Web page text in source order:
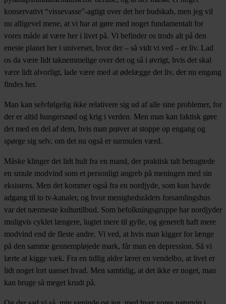
konservativt “vissevasse”-agtigt over det her budskab, men jeg vil
nu alligevel mene, at vi har at gøre med noget fundamentalt for
vores måde at være her i livet på. Vi befinder os trods alt på den
eneste planet her i universet, hvor der – så vidt vi ved – er liv. Lad
os da være lidt taknemmelige over det og så i øvrigt, hvis det skal
være lidt alvorligt, lade være med at ødelægge det liv, der nu engang
findes her.
Man kan selvfølgelig ikke relativere sig ud af alle sine problemer, for
der er altid hungersnød og krig i verden. Men man kan faktisk gøre
det med en del af dem, hvis man prøver at stoppe op engang og
spørge sig selv, om det nu også er surmulen værd.
Måske klinger det lidt hult fra en mand, der praktisk talt betragtede
en smule modvind som et personligt angreb på meningen med sin
eksistens. Men det kommer også fra en nordjyde, som kun havde
adgang til to tv-kanaler, og hvor menighedsrådets forsamlingshus
var det nærmeste kulturtilbud. Som befolkningsgruppe har nordjyder
muligvis cyklet længere, lugtet mere til gylle, og generelt haft mere
modvind end de fleste andre. Vi ved, at hvis man kigger for længe
på den samme gennempløjede mark, får man en depression. Så vi
lærte at kigge væk. Fra en tidlig alder lærer en vendelbo, at livet er
lidt noget lort uanset hvad. Men samtidig, at det ikke er noget, man
kan bruge så meget krudt på.